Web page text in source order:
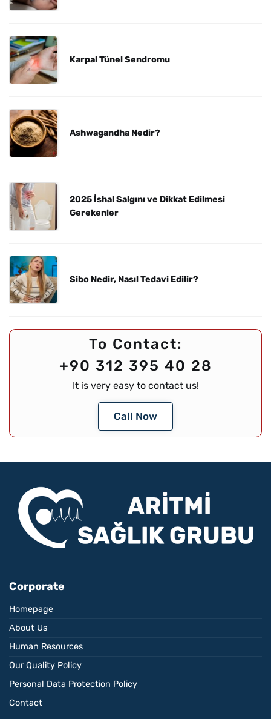
Karpal Tünel Sendromu
Ashwagandha Nedir?
2025 İshal Salgını ve Dikkat Edilmesi
Gerekenler
Sibo Nedir, Nasıl Tedavi Edilir?
To Contact:
+90 312 395 40 28
It is very easy to contact us!
Call Now
Corporate
Homepage
About Us
Human Resources
Our Quality Policy
Personal Data Protection Policy
Contact